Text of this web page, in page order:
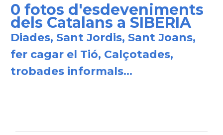
0 fotos d'esdeveniments
dels Catalans a SIBERIA
Diades, Sant Jordis, Sant Joans,
fer cagar el Tió, Calçotades,
trobades informals...